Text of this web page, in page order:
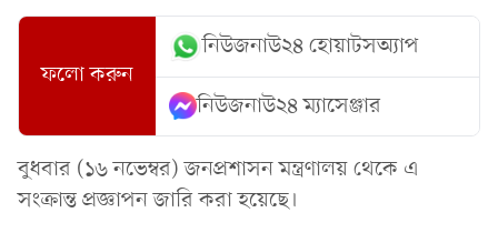
ফলো করুন
নিউজনাউ২৪ হোয়াটসঅ্যাপ
নিউজনাউ২৪ ম্যাসেঞ্জার
বুধবার (১৬ নভেম্বর) জনপ্রশাসন মন্ত্রণালয় থেকে এ
সংক্রান্ত প্রজ্ঞাপন জারি করা হয়েছে।